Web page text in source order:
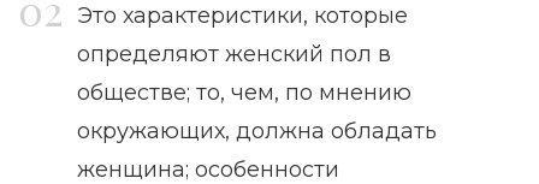
Это характеристики, которые
определяют женский пол в
обществе; то, чем, по мнению
окружающих, должна обладать
женщина; особенности